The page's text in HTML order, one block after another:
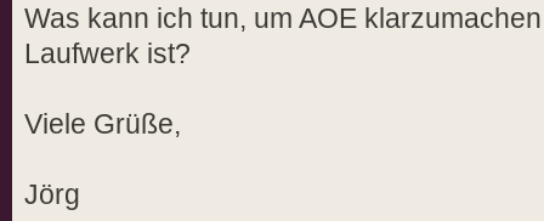
Was kann ich tun, um AOE
Laufwerk ist?
Viele Grüße,
Jörg